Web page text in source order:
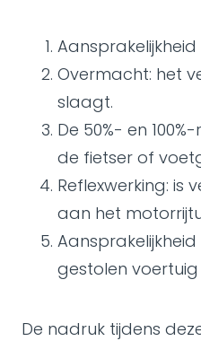
Overmacht: het
slaagt.
De 50%- en
de fietser of
Reflexwerking: is
aan het
gestolen voertuig
De nadruk tijdens